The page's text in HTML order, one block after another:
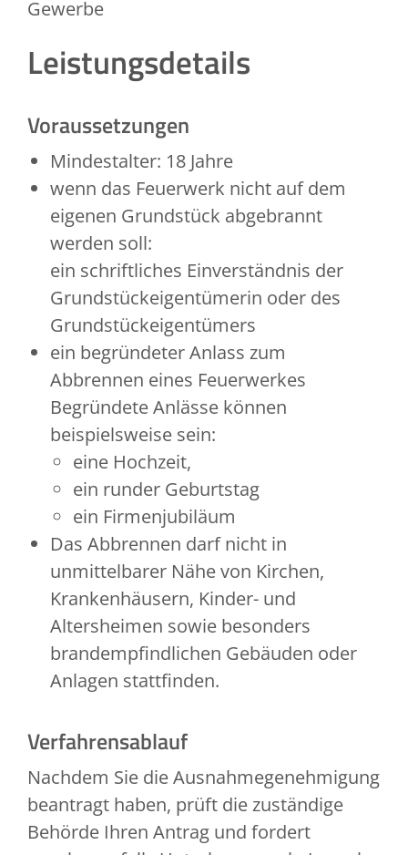
Gewerbe
Leistungsdetails
Voraussetzungen
Mindestalter: 18 Jahre
wenn das Feuerwerk nicht auf dem
eigenen Grundstück abgebrannt
werden soll:
ein schriftliches Einverständnis der
Grundstückeigentümerin oder des
Grundstückeigentümers
ein begründeter Anlass zum
Abbrennen eines Feuerwerkes
Begründete Anlässe können
beispielsweise sein:
eine Hochzeit,
ein runder Geburtstag
ein Firmenjubiläum
Das Abbrennen darf nicht in
unmittelbarer Nähe von Kirchen,
Krankenhäusern, Kinder- und
Altersheimen sowie besonders
brandempfindlichen Gebäuden oder
Anlagen stattfinden.
Verfahrensablauf
Nachdem Sie die Ausnahmegenehmigung
beantragt haben, prüft die zuständige
Behörde Ihren Antrag und fordert